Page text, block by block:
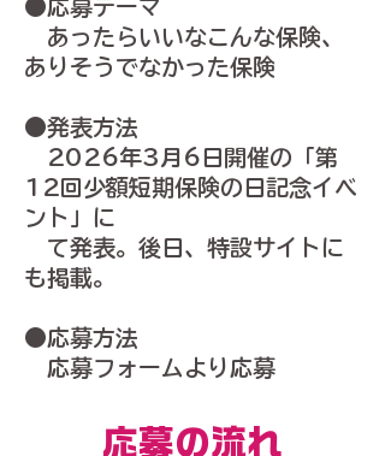
​●応募テーマ
あったらいいなこんな保険、
ありそうでなかった保険
●発表方法
2026年3月6日開催の「第
12回少額短期保険の日記念イベ
ント」に
て発表。後日、特設サイトに
も掲載。
●応募方法
応募フォーム より応募
​応募の流れ